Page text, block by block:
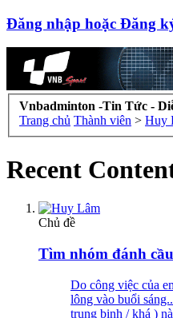
Đăng nhập hoặc Đăng
Vnbadminton -Tin Tức -
Trang chủ Thành viên > Huy
Recent
Chủ đề
Tìm nhóm đánh
Do công việc của
lông vào buổi
trung binh / khá )